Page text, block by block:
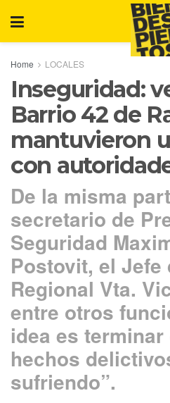
Home LOCALES
Inseguridad:
Barrio 42 de
mantuvieron
con
De la misma
secretario de
Seguridad
Postovit, el Jefe
Regional Vta.
entre otros
idea es
hechos
sufriendo”.